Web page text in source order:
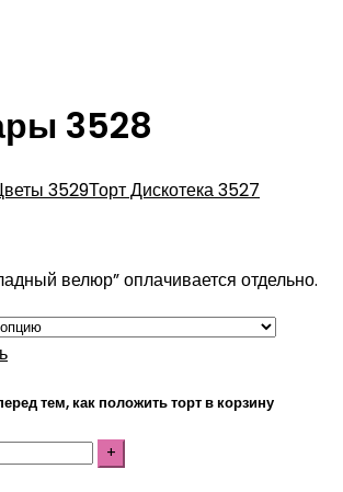
3528
3529Торт Дискотека 3527
велюр” оплачивается отдельно.
тем, как положить торт в корзину